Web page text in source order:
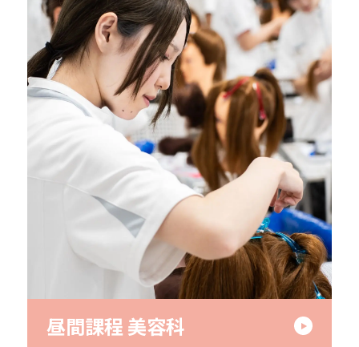
昼間課程 美容科